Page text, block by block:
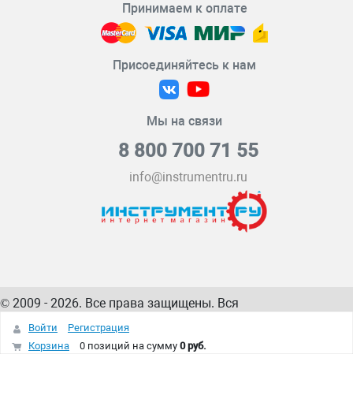
Принимаем к оплате
Присоединяйтесь к нам
Мы на связи
8 800 700 71 55
info@instrumentru.ru
© 2009 - 2026. Все права защищены. Вся
информация на сайте – собственность
интернет-магазина
Войти
Регистрация
Корзина
0 позиций на сумму 0 руб.